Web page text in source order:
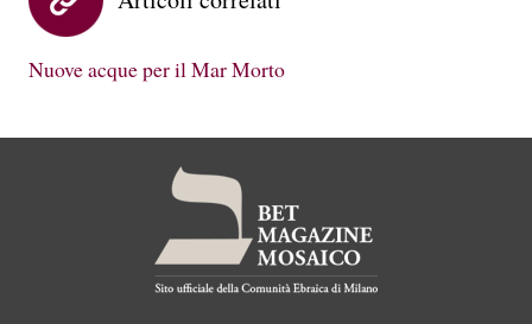
Nuove acque per il Mar Morto